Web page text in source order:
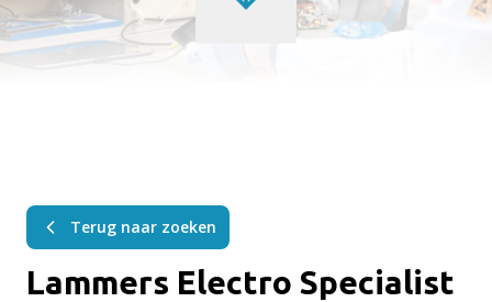
Terug naar zoeken
Lammers Electro Specialist